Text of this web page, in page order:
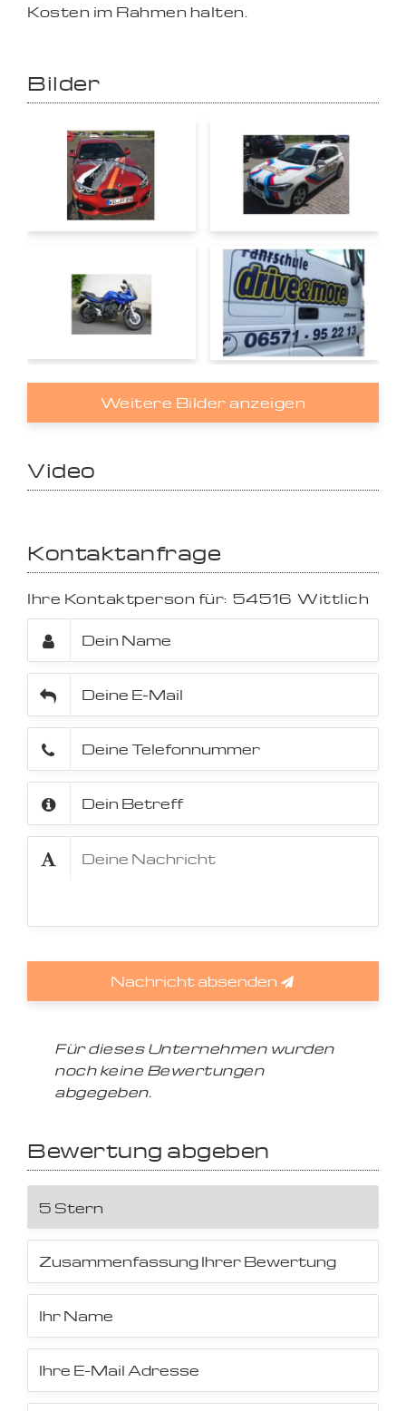
Kosten im Rahmen halten.
Bilder
Weitere Bilder anzeigen
Video
Kontaktanfrage
Ihre Kontaktperson für: 54516 Wittlich
Nachricht absenden
Für dieses Unternehmen wurden
noch keine Bewertungen
abgegeben.
Bewertung abgeben